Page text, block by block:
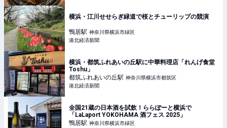
横浜・江川せせらぎ緑道で桜とチューリップの競演
鴨居駅 神奈川県横浜市緑区
港北経済新聞
横浜・都筑ふれあいの丘駅に中華料理店「れんげ食堂
Toshu」
都筑ふれあいの丘駅 神奈川県横浜市都筑区
港北経済新聞
全国21蔵の日本酒を試飲！ららぽーと横浜で
「LaLaport YOKOHAMA 酒フェス 2025」
鴨居駅 神奈川県横浜市緑区